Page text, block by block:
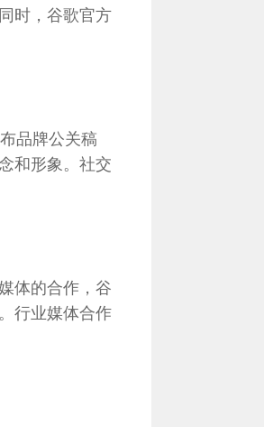
时，谷歌官方
品牌公关稿
和形象。社交
体的合作，谷
行业媒体合作